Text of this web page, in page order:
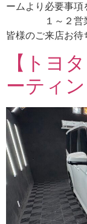
ームより必要事項
１～２営業日
皆様のご来店
【トヨ
ーティ